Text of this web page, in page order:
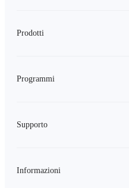
Prodotti
Programmi
Supporto
Informazioni